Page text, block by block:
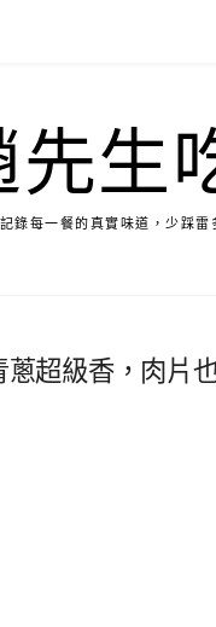
先生
記錄每一餐的真實味道，少踩雷
蔥超級香，肉片